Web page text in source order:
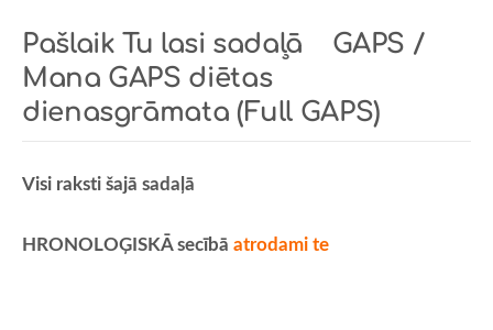
Pašlaik Tu lasi sadaļā GAPS /
Mana GAPS diētas
dienasgrāmata (Full GAPS)
Visi raksti šajā sadaļā
HRONOLOĢISKĀ secībā atrodami te